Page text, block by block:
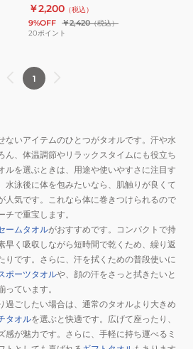
￥2,200 （税込）
9%OFF ￥2,420（税込）
20ポイント
1
ないアイテムのひとつがタオルです。汗や水
ん、体温調節やリラックスタイムにも役立ち
ルを選ぶときは、用途や使いやすさに注目す
水泳後に体を包みたいなら、肌触りが良くて
人気です。これなら体に巻きつけられるので
で重宝します。
ームタオルがおすすめです。コンパクトで持
早く吸収しながら短時間で乾くため、繰り返
りです。さらに、汗を拭くための普段使いに
ポーツタオルや、顔の汗をさっと拭きたいと
っています。
過ごしたい場合は、通常のタオルより大きめ
タオルを選ぶと快適です。広げて座ったり、
感が魅力です。さらに、手軽に持ち運べるミ